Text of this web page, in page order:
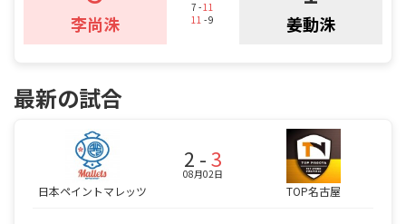
李尚洙
7 -11
11 - 9 姜動洙
最新の試合
日本ペイントマレッツ
2 -3
08月02日
TOP名古屋